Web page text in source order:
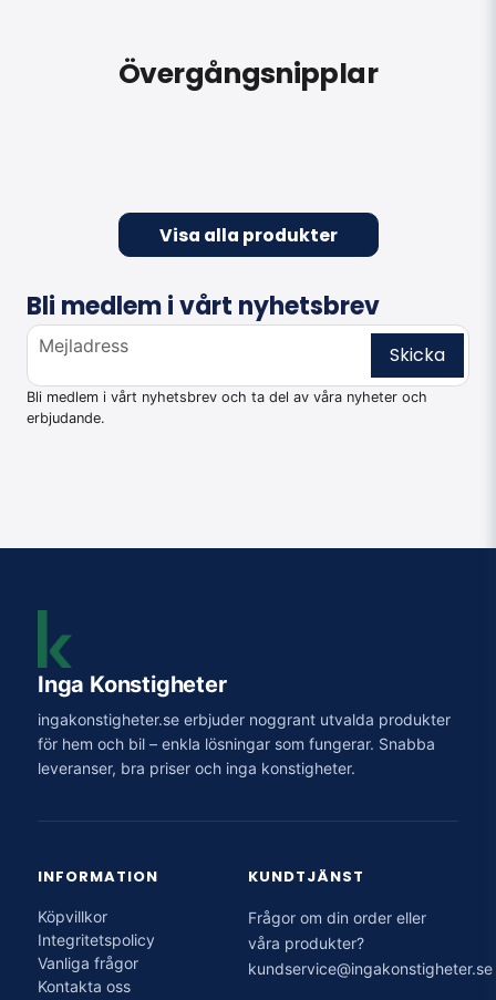
Övergångsnipplar
Visa alla produkter
Bli medlem i vårt nyhetsbrev
email
Mejladress Skicka
Bli medlem i vårt nyhetsbrev och ta del av våra nyheter och
erbjudande.
Inga Konstigheter
ingakonstigheter.se erbjuder noggrant utvalda produkter
för hem och bil – enkla lösningar som fungerar. Snabba
leveranser, bra priser och inga konstigheter.
INFORMATION
Köpvillkor
Integritetspolicy
Vanliga frågor
Kontakta oss
KUNDTJÄNST
Frågor om din order eller
våra produkter?
kundservice@ingakonstigheter.se